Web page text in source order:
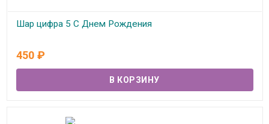
Шар цифра 5 С Днем Рождения
450 ₽